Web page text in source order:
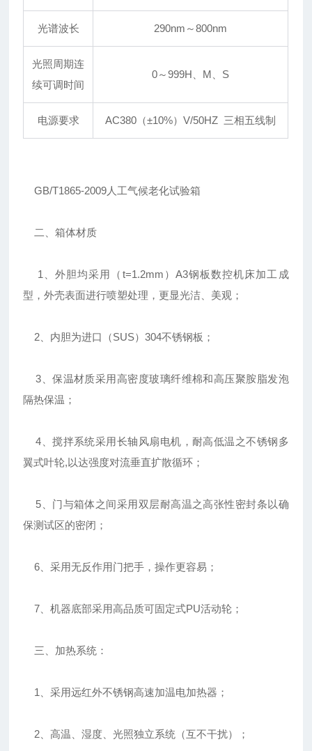
光谱波长 290nm～800nm
光照周期连
续可调时间
0～999H、M、S
电源要求 AC380（±10%）V/50HZ 三相五线制
GB/T1865-2009人工气候老化试验箱
二、箱体材质
1、外胆均采用（t=1.2mm）A3钢板数控机床加工成
型，外壳表面进行喷塑处理，更显光洁、美观；
2、内胆为进口（SUS）304不锈钢板；
3、保温材质采用高密度玻璃纤维棉和高压聚胺脂发泡
隔热保温；
4、搅拌系统采用长轴风扇电机，耐高低温之不锈钢多
翼式叶轮,以达强度对流垂直扩散循环；
5、门与箱体之间采用双层耐高温之高张性密封条以确
保测试区的密闭；
6、采用无反作用门把手，操作更容易；
7、机器底部采用高品质可固定式PU活动轮；
三、加热系统：
1、采用远红外不锈钢高速加温电加热器；
2、高温、湿度、光照独立系统（互不干扰）；